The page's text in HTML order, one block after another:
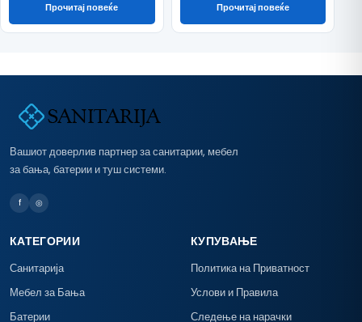
Прочитај повеќе Прочитај повеќе
Вашиот доверлив партнер за санитарии, мебел
за бања, батерии и туш системи.
f ◎
КАТЕГОРИИ
Санитарија
Мебел за Бања
Батерии
КУПУВАЊЕ
Политика на Приватност
Услови и Правила
Следење на нарачки